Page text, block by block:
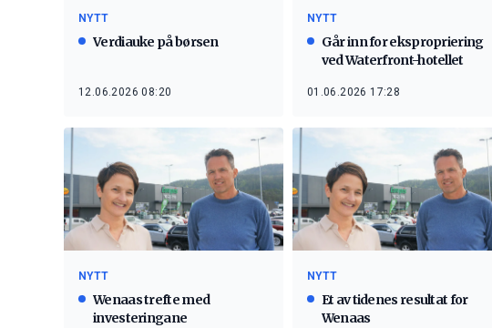
NYTT
Verdiauke på børsen
12.06.2026 08:20
NYTT
Går inn for ekspropriering
ved Waterfront-hotellet
01.06.2026 17:28
NYTT
Wenaas trefte med
investeringane
NYTT
Et av tidenes resultat for
Wenaas